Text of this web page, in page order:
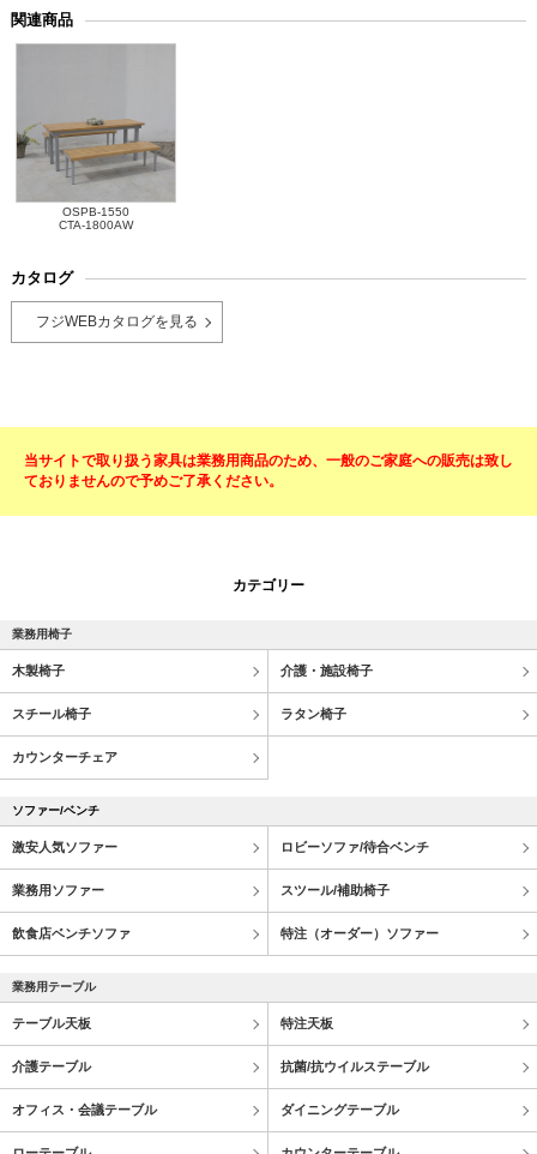
関連商品
OSPB-1550
CTA-1800AW
カタログ
フジWEBカタログを見る
当サイトで取り扱う家具は業務用商品のため、一般のご家庭への販売は致し
ておりませんので予めご了承ください。
カテゴリー
業務用椅子
木製椅子 介護・施設椅子
スチール椅子 ラタン椅子
カウンターチェア
ソファー/ベンチ
激安人気ソファー ロビーソファ/待合ベンチ
業務用ソファー スツール/補助椅子
飲食店ベンチソファ 特注（オーダー）ソファー
業務用テーブル
テーブル天板 特注天板
介護テーブル 抗菌/抗ウイルステーブル
オフィス・会議テーブル ダイニングテーブル